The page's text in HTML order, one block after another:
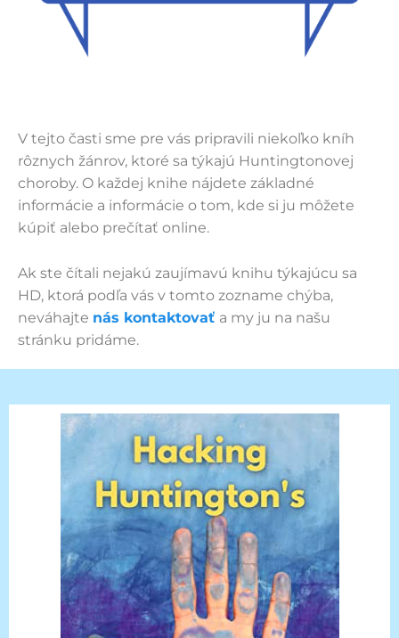
V tejto časti sme pre vás pripravili niekoľko kníh
rôznych žánrov, ktoré sa týkajú Huntingtonovej
choroby. O každej knihe nájdete základné
informácie a informácie o tom, kde si ju môžete
kúpiť alebo prečítať online.
Ak ste čítali nejakú zaujímavú knihu týkajúcu sa
HD, ktorá podľa vás v tomto zozname chýba,
neváhajte nás kontaktovať a my ju na našu
stránku pridáme.